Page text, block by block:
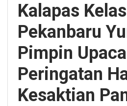
Kalapas
Pekanbaru
Pimpin
Peringatan
Kesaktian